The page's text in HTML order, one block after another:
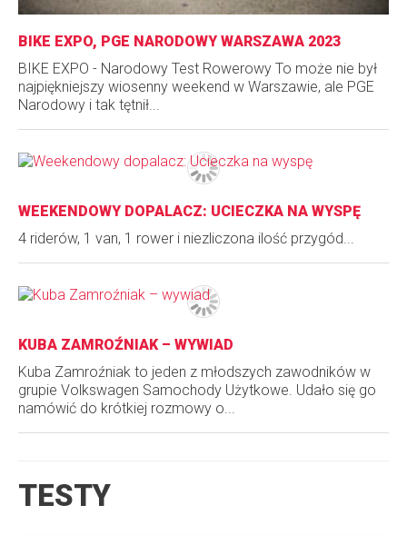
BIKE EXPO, PGE NARODOWY WARSZAWA 2023
BIKE EXPO - Narodowy Test Rowerowy To może nie był
najpiękniejszy wiosenny weekend w Warszawie, ale PGE
Narodowy i tak tętnił...
WEEKENDOWY DOPALACZ: UCIECZKA NA WYSPĘ
4 riderów, 1 van, 1 rower i niezliczona ilość przygód...
KUBA ZAMROŹNIAK – WYWIAD
Kuba Zamroźniak to jeden z młodszych zawodników w
grupie Volkswagen Samochody Użytkowe. Udało się go
namówić do krótkiej rozmowy o...
TESTY